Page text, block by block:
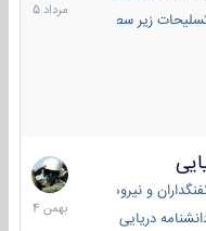
زیر سطحی
1405
و نیروهای ویژه‌ی دریایی
دریایی
22
بهمن
1404